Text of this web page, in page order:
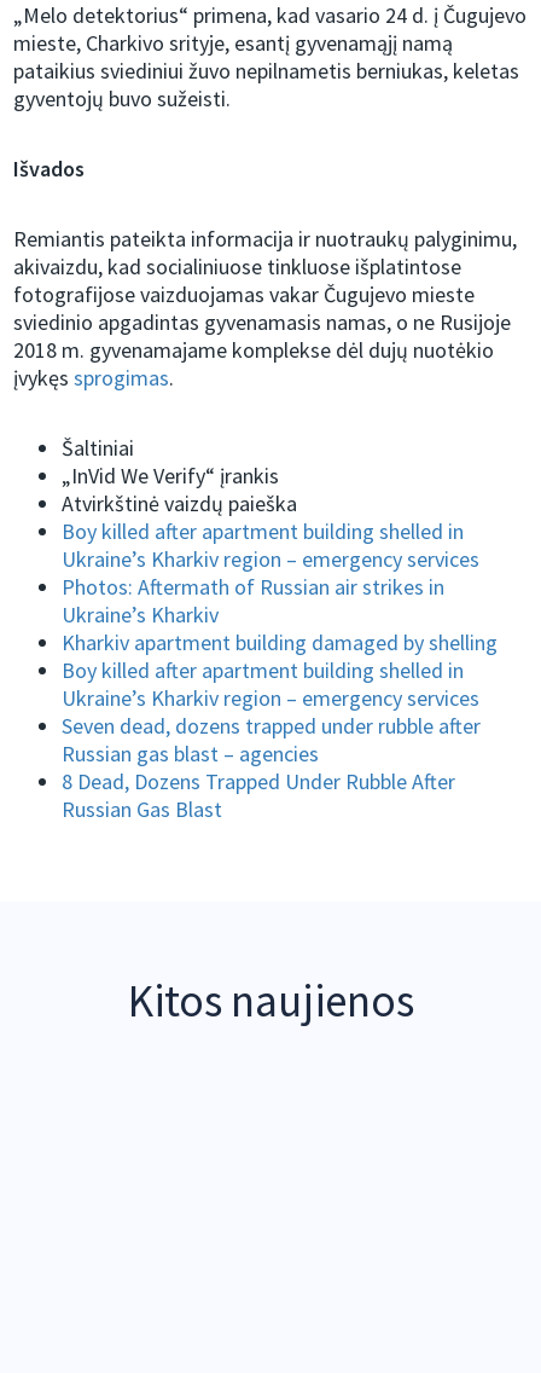
„Melo detektorius“ primena, kad vasario 24 d. į Čugujevo
mieste, Charkivo srityje, esantį gyvenamąjį namą
pataikius sviediniui žuvo nepilnametis berniukas, keletas
gyventojų buvo sužeisti.
Išvados
Remiantis pateikta informacija ir nuotraukų palyginimu,
akivaizdu, kad socialiniuose tinkluose išplatintose
fotografijose vaizduojamas vakar Čugujevo mieste
sviedinio apgadintas gyvenamasis namas, o ne Rusijoje
2018 m. gyvenamajame komplekse dėl dujų nuotėkio
įvykęssprogimas.
Šaltiniai
„InVid We Verify“ įrankis
Atvirkštinė vaizdų paieška
Boy killed after apartment building shelled in
Ukraine’s Kharkiv region – emergency services
Photos: Aftermath of Russian air strikes in
Ukraine’s Kharkiv
Kharkiv apartment building damaged by shelling
Boy killed after apartment building shelled in
Ukraine’s Kharkiv region – emergency services
Seven dead, dozens trapped under rubble after
Russian gas blast – agencies
8 Dead, Dozens Trapped Under Rubble After
Russian Gas Blast
Kitos naujienos